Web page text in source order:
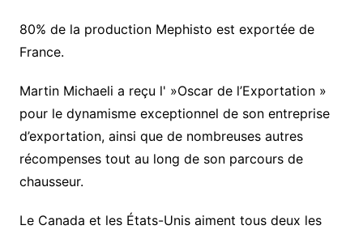
80% de la production Mephisto est exportée de
France.
Martin Michaeli a reçu l' »Oscar de l’Exportation »
pour le dynamisme exceptionnel de son entreprise
d’exportation, ainsi que de nombreuses autres
récompenses tout au long de son parcours de
chausseur.
Le Canada et les États-Unis aiment tous deux les